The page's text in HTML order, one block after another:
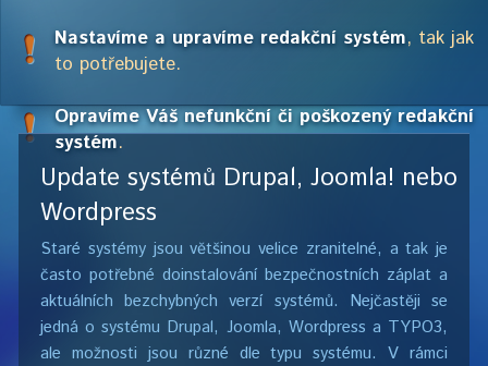
Nastavíme a upravíme redakční systém, tak jak
to potřebujete.
Opravíme Váš nefunkční či poškozený redakční
systém.
Update systémů Drupal, Joomla! nebo
Wordpress
Staré systémy jsou většinou velice zranitelné, a tak je
často potřebné doinstalování bezpečnostních záplat a
aktuálních bezchybných verzí systémů. Nejčastěji se
jedná o systému Drupal, Joomla, Wordpress a TYPO3,
ale možnosti jsou různé dle typu systému. V rámci